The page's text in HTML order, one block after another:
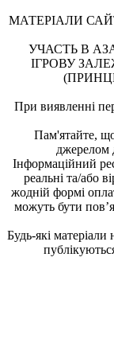
МАТЕРІАЛИ
УЧАСТЬ В
ІГРОВУ
При виявленні
Пам'ятайте,
джерелом
Інформаційний
реальні та/або
жодній формі
можуть бути
Будь-які